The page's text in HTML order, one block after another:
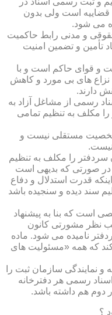
قضاییه است ولی بدون
می شود.
و مدنی رابط حاکمیت
تأمین و تضمین امنیت
و قوای حاکم است و با
نزاع های بی مورد و کاهش
دارند.
رسمی از مشاغل آزاد به
مکلف به تنظیم تمامی
مستقلی نیست و
نیست.
سردفتر را مکلف به تنظیم
در صورتی که بدیهی است
قدرت استدلال و دفاع
سند دیده و سنجیده باشد
است که بنا به پیشنهاد
نظر مشورتی کانون
نامیده می شود. ماده
کند که همه «مسئولیت های
و نمایندگی سازمان ثبت را
۳ قانون دفاتر اسناد رسمی هر دفترخانه
دوم هم داشته باشد.
؟